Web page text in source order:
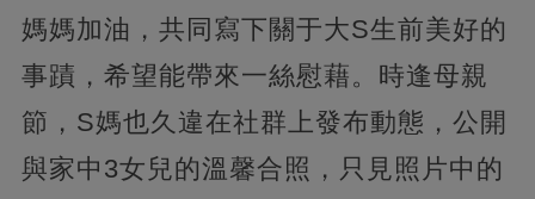
媽媽加油，共同寫下關于大S生前美好的
事蹟，希望能帶來一絲慰藉。時逢母親
節，S媽也久違在社群上發布動態，公開
與家中3女兒的溫馨合照，只見照片中的